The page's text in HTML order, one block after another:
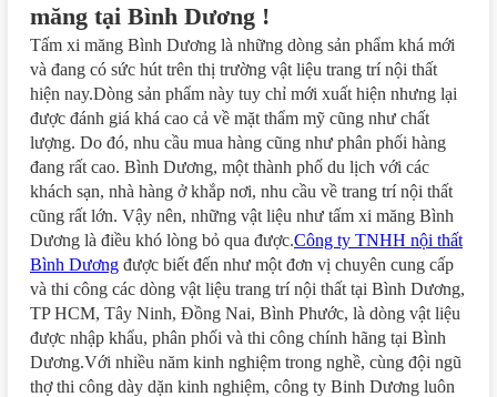
măng tại Bình Dương !
Tấm xi măng Bình Dương là những dòng sản phẩm khá mới
và đang có sức hút trên thị trường vật liệu trang trí nội thất
hiện nay.Dòng sản phẩm này tuy chỉ mới xuất hiện nhưng lại
được đánh giá khá cao cả về mặt thẩm mỹ cũng như chất
lượng. Do đó, nhu cầu mua hàng cũng như phân phối hàng
đang rất cao. Bình Dương, một thành phố du lịch với các
khách sạn, nhà hàng ở khắp nơi, nhu cầu về trang trí nội thất
cũng rất lớn. Vậy nên, những vật liệu như tấm xi măng Bình
Dương là điều khó lòng bỏ qua được.Công ty TNHH nội thất
Bình Dương được biết đến như một đơn vị chuyên cung cấp
và thi công các dòng vật liệu trang trí nội thất tại Bình Dương,
TP HCM, Tây Ninh, Đồng Nai, Bình Phước, là dòng vật liệu
được nhập khẩu, phân phối và thi công chính hãng tại Bình
Dương.Với nhiều năm kinh nghiệm trong nghề, cùng đội ngũ
thợ thi công dày dặn kinh nghiệm, công ty Binh Dương luôn